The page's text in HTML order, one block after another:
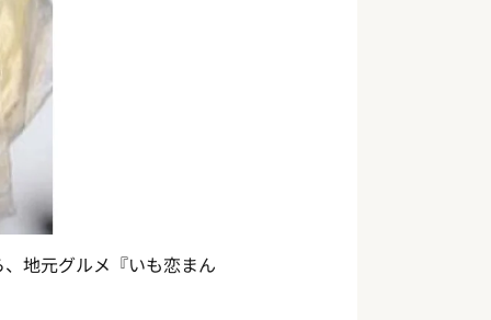
地元グルメ『いも恋まん